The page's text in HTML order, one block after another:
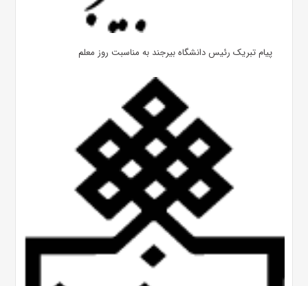
پیام تبریک رئیس دانشگاه بیرجند به مناسبت روز معلم